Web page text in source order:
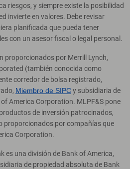
riesgos, y siempre existe la posibilidad
invierte en valores. Debe revisar
planificada que pueda tener
con un asesor fiscal o legal personal.
proporcionados por Merrill Lynch,
(también conocida como
corredor de bolsa registrado,
Miembro de SIPCy subsidiaria de
America Corporation. MLPF&S pone
de inversión patrocinados,
proporcionados por compañías que
Corporation.
es una división de Bank of America,
de propiedad absoluta de Bank